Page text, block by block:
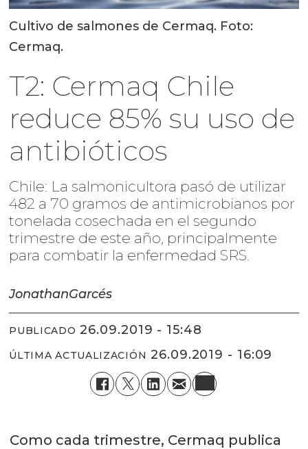
Cultivo de salmones de Cermaq. Foto:
Cermaq.
T2: Cermaq Chile
reduce 85% su uso de
antibióticos
Chile: La salmonicultora pasó de utilizar
482 a 70 gramos de antimicrobianos por
tonelada cosechada en el segundo
trimestre de este año, principalmente
para combatir la enfermedad SRS.
JonathanGarcés
PUBLICADO 26.09.2019 - 15:48
ÚLTIMA ACTUALIZACIÓN 26.09.2019 - 16:09
Como cada trimestre, Cermaq publica